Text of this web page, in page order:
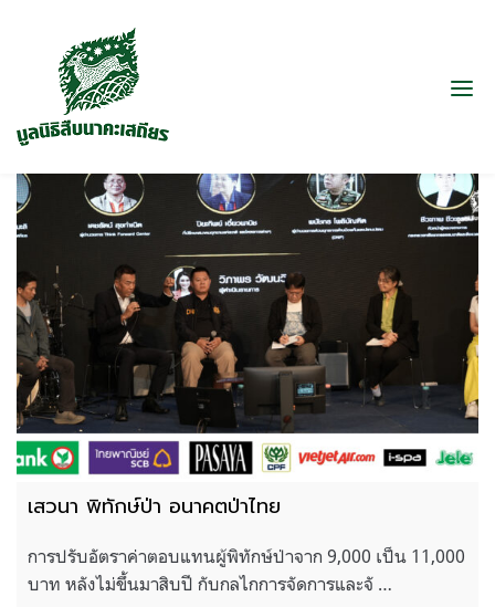
เสวนา พิทักษ์ป่า อนาคตป่าไทย
การปรับอัตราค่าตอบแทนผู้พิทักษ์ป่าจาก 9,000 เป็น 11,000
บาท หลังไม่ขึ้นมาสิบปี กับกลไกการจัดการและจั …